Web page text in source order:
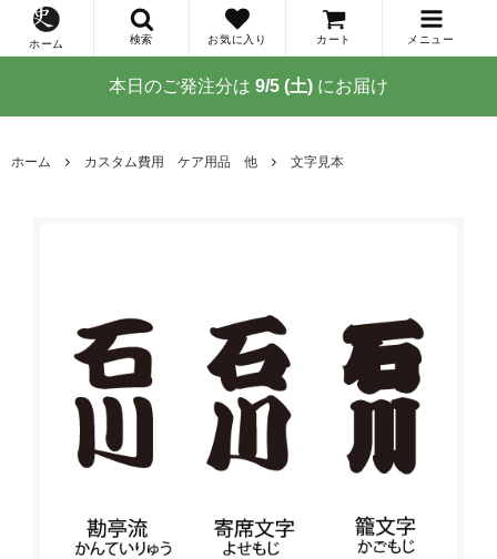
ホーム 検索 お気に入り カート メニュー
本日のご発注分は 9/5 (土) にお届け
ホーム カスタム費用 ケア用品 他 文字見本